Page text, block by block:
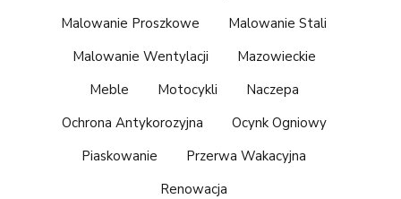
Malowanie Proszkowe
Malowanie Stali
Malowanie Wentylacji
Mazowieckie
Meble
Motocykli
Naczepa
Ochrona Antykorozyjna
Ocynk Ogniowy
Piaskowanie
Przerwa Wakacyjna
Renowacja